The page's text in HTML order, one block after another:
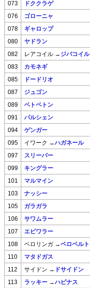
073 ドククラゲ
076 ゴローニャ
078 ギャロップ
080 ヤドラン
082 レアコイル→ ジバコイル
083 カモネギ
085 ドードリオ
087 ジュゴン
089 ベトベトン
091 パルシェン
094 ゲンガー
095 イワーク →ハガネール
097 スリーパー
099 キングラー
101 マルマイン
103 ナッシー
105 ガラガラ
106 サワムラー
107 エビワラー
108 ベロリンガ→ベロベルト
110 マタドガス
112 サイドン → ドサイドン
113 ラッキー→ハピナス